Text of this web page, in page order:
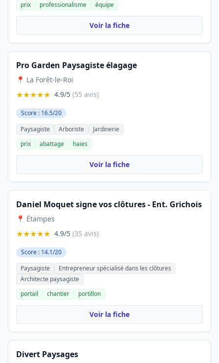
prix
professionalisme équipe
Voir la fiche
Pro Garden Paysagiste élagage
📍 La Forêt-le-Roi
★★★★★ 4.9/5 (55 avis)
Score : 16.5/20
Paysagiste
Arboriste
Jardinerie
prix
abattage haies
Voir la fiche
Daniel Moquet signe vos clôtures - Ent. Grichois
📍 Étampes
★★★★★ 4.9/5 (35 avis)
Score : 14.1/20
Paysagiste
Entrepreneur spécialisé dans les clôtures
Architecte paysagiste
portail
chantier portillon
Voir la fiche
Divert Paysages